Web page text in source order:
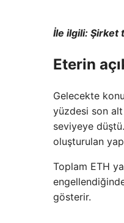
İle ilgili: Şirket
Eterin
Gelecekte
yüzdesi son
seviyeye
oluşturulan
Toplam ETH
gösterir.